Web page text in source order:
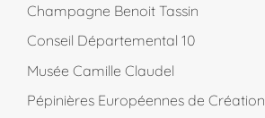
Champagne Benoit Tassin
Conseil Départemental 10
Musée Camille Claudel
Pépinières Européennes de Création